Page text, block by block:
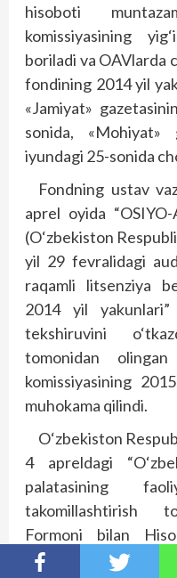
hisoboti
komissiyasining
boriladi va OAVlarda
fondining 2014 yil
«Jamiyat»
sonida,
iyundagi 25-sonida
Fondning ustav
aprel oyida
(O‘zbekiston
yil 29 fevralidagi
raqamli litsenziya
2014 yil
tekshiruvini
tomonidan
komissiyasining
muhokama qilindi.
O‘zbekiston
4 apreldagi
palatasining
takomillashtirish
Formoni bilan
Respublikasi Oliy